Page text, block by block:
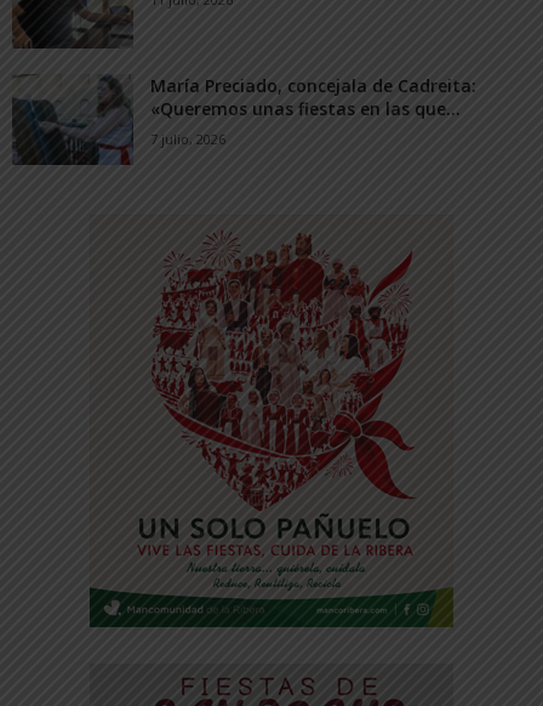
María Preciado, concejala de Cadreita:
«Queremos unas fiestas en las que...
7 julio, 2026